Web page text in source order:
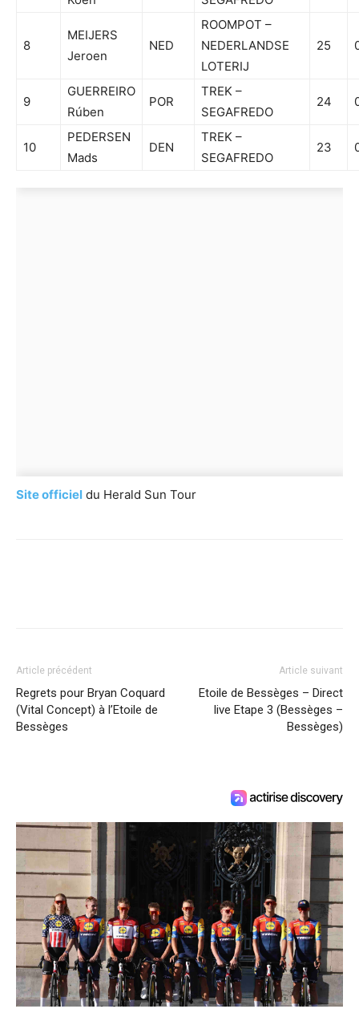
8
MEIJERS
Jeroen
NED
ROOMPOT –
NEDERLANDSE
LOTERIJ
25
9
GUERREIRO
Rúben
POR
TREK –
SEGAFREDO
24
10
PEDERSEN
Mads
DEN
TREK –
SEGAFREDO
23
Site officiel du Herald Sun Tour
Article précédent
Regrets pour Bryan Coquard
(Vital Concept) à l’Etoile de
Bessèges
Article suivant
Etoile de Bessèges – Direct
live Etape 3 (Bessèges –
Bessèges)